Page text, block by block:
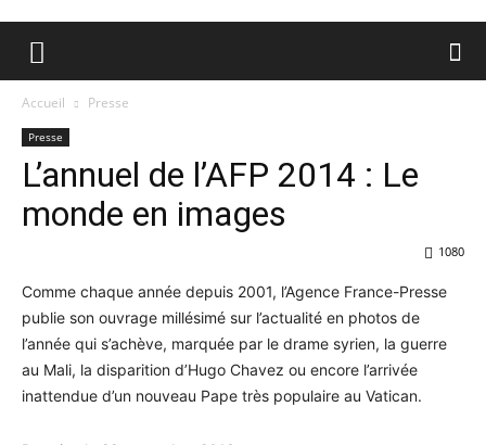
Accueil Presse
Presse
L’annuel de l’AFP 2014 : Le
monde en images
1080
Comme chaque année depuis 2001, l’Agence France-Presse
publie son ouvrage millésimé sur l’actualité en photos de
l’année qui s’achève, marquée par le drame syrien, la guerre
au Mali, la disparition d’Hugo Chavez ou encore l’arrivée
inattendue d’un nouveau Pape très populaire au Vatican.